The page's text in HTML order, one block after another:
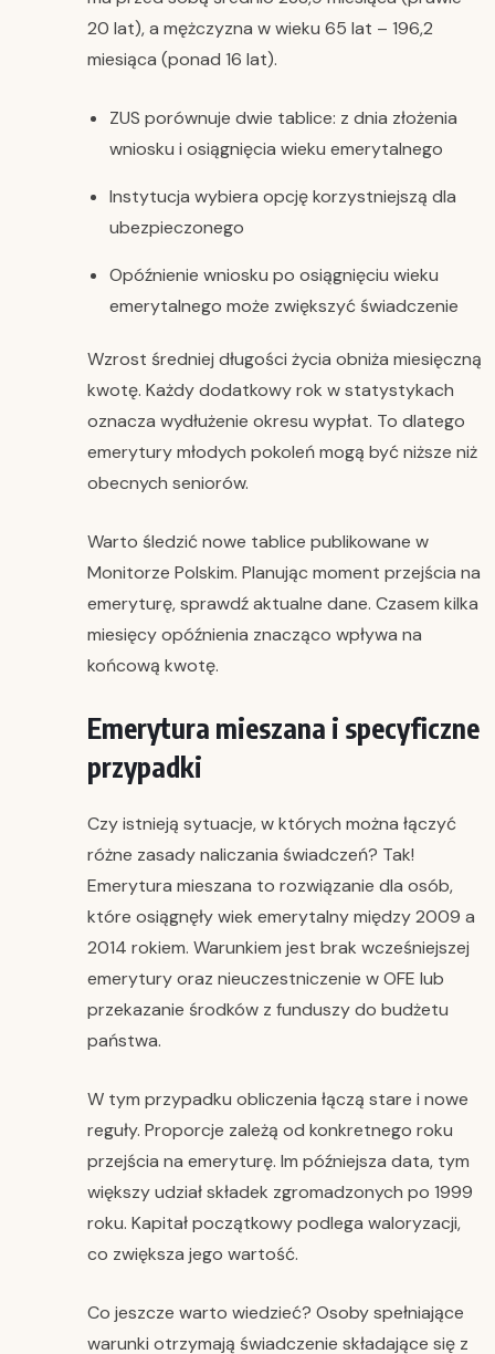
20 lat), a mężczyzna w wieku 65 lat – 196,2
miesiąca (ponad 16 lat).
ZUS porównuje dwie tablice: z dnia złożenia
wniosku i osiągnięcia wieku emerytalnego
Instytucja wybiera opcję korzystniejszą dla
ubezpieczonego
Opóźnienie wniosku po osiągnięciu wieku
emerytalnego może zwiększyć świadczenie
Wzrost średniej długości życia obniża miesięczną
kwotę. Każdy dodatkowy rok w statystykach
oznacza wydłużenie okresu wypłat. To dlatego
emerytury młodych pokoleń mogą być niższe niż
obecnych seniorów.
Warto śledzić nowe tablice publikowane w
Monitorze Polskim. Planując moment przejścia na
emeryturę, sprawdź aktualne dane. Czasem kilka
miesięcy opóźnienia znacząco wpływa na
końcową kwotę.
Emerytura mieszana i specyficzne
przypadki
Czy istnieją sytuacje, w których można łączyć
różne zasady naliczania świadczeń? Tak!
Emerytura mieszana to rozwiązanie dla osób,
które osiągnęły wiek emerytalny między 2009 a
2014 rokiem. Warunkiem jest brak wcześniejszej
emerytury oraz nieuczestniczenie w OFE lub
przekazanie środków z funduszy do budżetu
państwa.
W tym przypadku obliczenia łączą stare i nowe
reguły. Proporcje zależą od konkretnego roku
przejścia na emeryturę. Im późniejsza data, tym
większy udział składek zgromadzonych po 1999
roku. Kapitał początkowy podlega waloryzacji,
co zwiększa jego wartość.
Co jeszcze warto wiedzieć? Osoby spełniające
warunki otrzymają świadczenie składające się z